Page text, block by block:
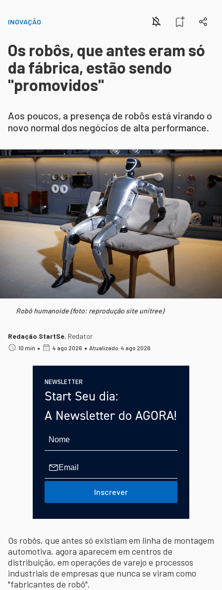
INOVAÇÃO
Os robôs, que antes eram só
da fábrica, estão sendo
"promovidos"
Aos poucos, a presença de robôs está virando o
novo normal dos negócios de alta performance.
Robô humanoide (foto: reprodução site unitree)
Redação StartSe, Redator
10 min • 4 ago 2026 • Atualizado: 4 ago 2026
NEWSLETTER
Start Seu dia:
A Newsletter do AGORA!
Inscrever
Os robôs, que antes só existiam em linha de montagem
automotiva, agora aparecem em centros de
distribuição, em operações de varejo e processos
industriais de empresas que nunca se viram como
"fabricantes de robô".